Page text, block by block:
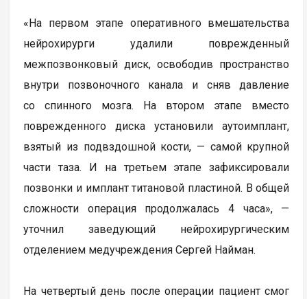
«На первом этапе оперативного вмешательства
нейрохирурги удалили поврежденный
межпозвонковый диск, освободив пространство
внутри позвоночного канала и сняв давление
со спинного мозга. На втором этапе вместо
поврежденного диска установили аутоимплант,
взятый из подвздошной кости, — самой крупной
части таза. И на третьем этапе зафиксировали
позвонки и имплант титановой пластиной. В общей
сложности операция продолжалась 4 часа», —
уточнил заведующий нейрохирургическим
отделением медучреждения Сергей Найман.
На четвертый день после операции пациент смог